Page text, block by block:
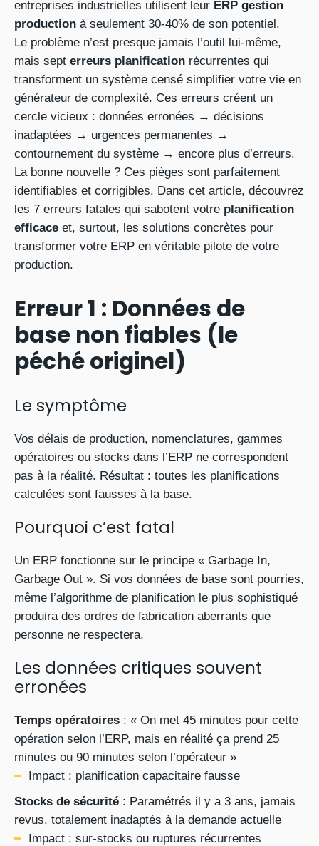
entreprises industrielles utilisent leur ERP gestion
production à seulement 30-40% de son potentiel.
Le problème n’est presque jamais l’outil lui-même,
mais sept erreurs planification récurrentes qui
transforment un système censé simplifier votre vie en
générateur de complexité. Ces erreurs créent un
cercle vicieux : données erronées → décisions
inadaptées → urgences permanentes →
contournement du système → encore plus d’erreurs.
La bonne nouvelle ? Ces pièges sont parfaitement
identifiables et corrigibles. Dans cet article, découvrez
les 7 erreurs fatales qui sabotent votre planification
efficace et, surtout, les solutions concrètes pour
transformer votre ERP en véritable pilote de votre
production.
Erreur 1 : Données de
base non fiables (le
péché originel)
Le symptôme
Vos délais de production, nomenclatures, gammes
opératoires ou stocks dans l’ERP ne correspondent
pas à la réalité. Résultat : toutes les planifications
calculées sont fausses à la base.
Pourquoi c’est fatal
Un ERP fonctionne sur le principe « Garbage In,
Garbage Out ». Si vos données de base sont pourries,
même l’algorithme de planification le plus sophistiqué
produira des ordres de fabrication aberrants que
personne ne respectera.
Les données critiques souvent
erronées
Temps opératoires : « On met 45 minutes pour cette
opération selon l’ERP, mais en réalité ça prend 25
minutes ou 90 minutes selon l’opérateur »
Impact : planification capacitaire fausse
Stocks de sécurité : Paramétrés il y a 3 ans, jamais
revus, totalement inadaptés à la demande actuelle
Impact : sur-stocks ou ruptures récurrentes